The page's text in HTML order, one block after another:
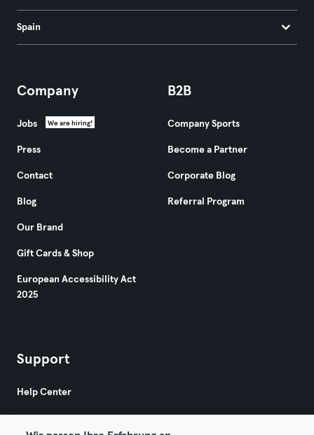
Spain
Company
Jobs We are hiring!
Press
Contact
Blog
Our Brand
Gift Cards & Shop
European Accessibility Act
2025
B2B
Company Sports
Become a Partner
Corporate Blog
Referral Program
Support
Help Center